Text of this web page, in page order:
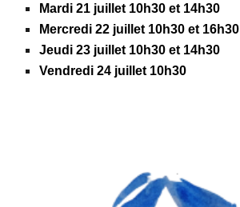
Mardi 21 juillet 10h30 et 14h30
Mercredi 22 juillet 10h30 et 16h30
Jeudi 23 juillet 10h30 et 14h30
Vendredi 24 juillet 10h30